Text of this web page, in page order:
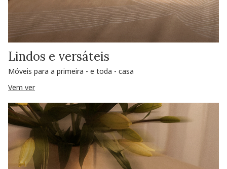
Lindos e versáteis
Móveis para a primeira - e toda - casa
Vem ver